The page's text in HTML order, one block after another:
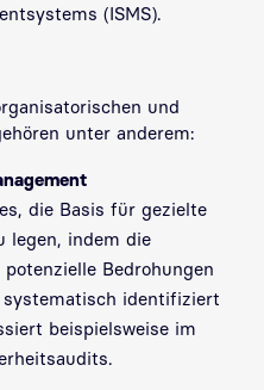
(ISMS).
und
unter anderem:
die Basis für gezielte
legen, indem die
Bedrohungen
systematisch identifiziert
beispielsweise im